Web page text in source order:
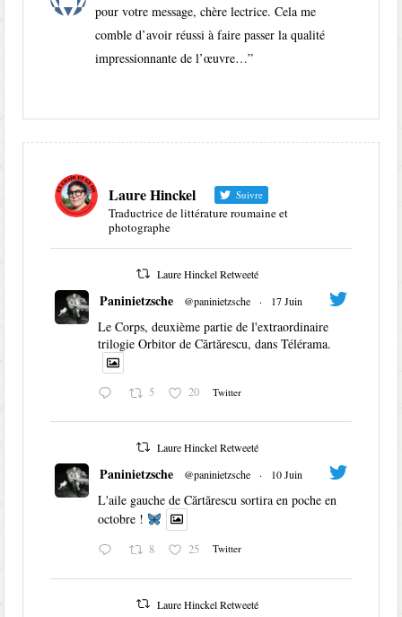
pour votre message, chère lectrice. Cela me
comble d’avoir réussi à faire passer la qualité
impressionnante de l’œuvre…”
Laure Hinckel Suivre
Traductrice de littérature roumaine et
photographe
Laure Hinckel Retweeté
Paninietzsche @paninietzsche · 17 Juin
Le Corps, deuxième partie de l'extraordinaire
trilogie Orbitor de Cărtărescu, dans Télérama.
5 20 Twitter
Laure Hinckel Retweeté
Paninietzsche @paninietzsche · 10 Juin
L'aile gauche de Cărtărescu sortira en poche en
octobre !
8 25 Twitter
Laure Hinckel Retweeté